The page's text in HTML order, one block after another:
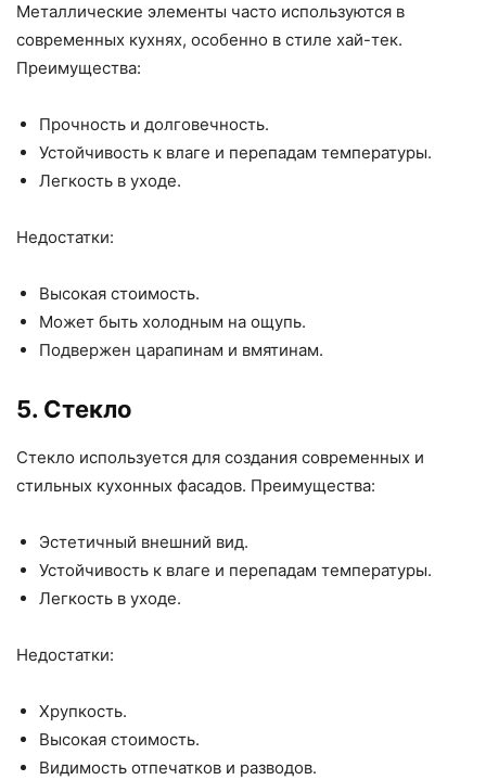
Металлические элементы часто используются в
современных кухнях, особенно в стиле хай-тек.
Преимущества:
Прочность и долговечность.
Устойчивость к влаге и перепадам температуры.
Легкость в уходе.
Недостатки:
Высокая стоимость.
Может быть холодным на ощупь.
Подвержен царапинам и вмятинам.
5. Стекло
Стекло используется для создания современных и
стильных кухонных фасадов. Преимущества:
Эстетичный внешний вид.
Устойчивость к влаге и перепадам температуры.
Легкость в уходе.
Недостатки:
Хрупкость.
Высокая стоимость.
Видимость отпечатков и разводов.